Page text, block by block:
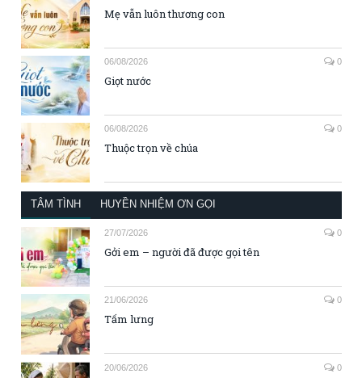
Mẹ vẫn luôn thương con
06/08/2026 0
Giọt nước
06/08/2026 0
Thuộc trọn về chúa
TÂM TÌNH HUYỀN NHIỆM ƠN GỌI
27/07/2026 0
Gởi em – người đã được gọi tên
21/06/2026 0
Tấm lưng
20/06/2026 0